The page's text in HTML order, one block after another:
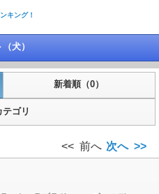
キング！
犬）
新着順（0）
テゴリ
<< 前へ 次へ >>